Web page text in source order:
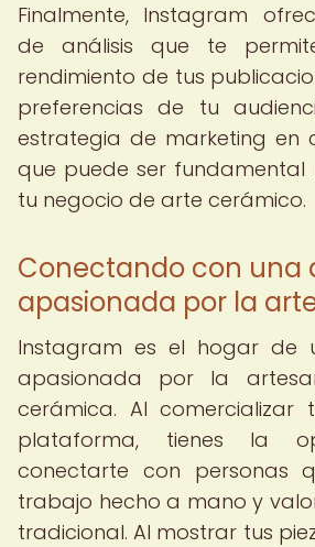
Finalmente, Instagram
de análisis que te
rendimiento de tus
preferencias de tu
estrategia de marketing en
que puede ser fundamental
tu negocio de arte cerámico.
Conectando con una
apasionada por la
Instagram es el hogar de
apasionada por la
cerámica. Al
plataforma, tienes la
conectarte con personas
trabajo hecho a mano y
tradicional. Al mostrar tus